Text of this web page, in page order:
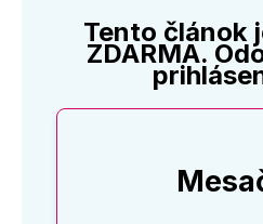
Tento článok
ZDARMA.